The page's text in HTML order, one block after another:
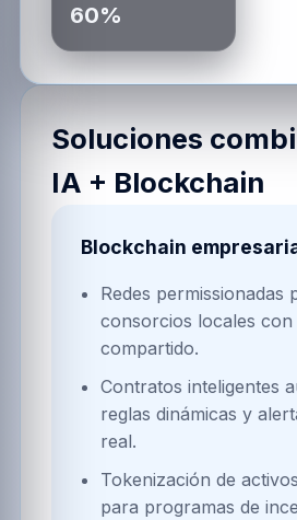
60%
Soluciones
IA + Blockchain
Blockchain
Redes permissionadas
consorcios locales
compartido.
Contratos inteligentes
reglas dinámicas y
real.
Tokenización de
para programas de